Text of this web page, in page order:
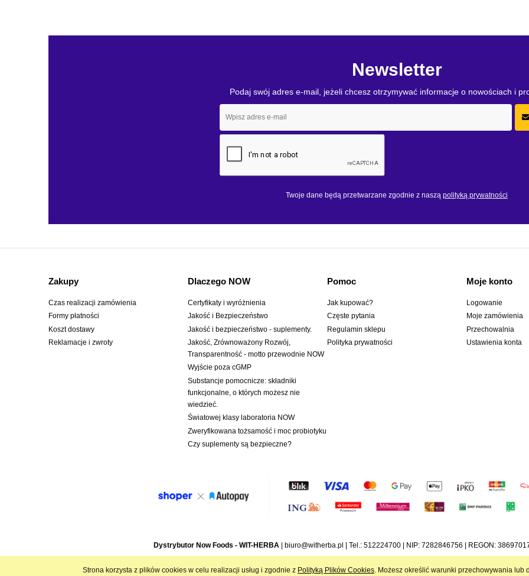
Strona korzysta z plików cookies w celu realizacji usług i zgodnie z Polityką Plików Cookies. Możesz określić warunki przechowywania lub
Newsletter
Podaj swój adres e-mail, jeżeli chcesz otrzymywać informacje o nowościach i
Twoje dane będą przetwarzane zgodnie z naszą polityką prywatności
Zakupy
Czas realizacji zamówienia
Formy płatności
Koszt dostawy
Reklamacje i zwroty
Dlaczego NOW
Certyfikaty i wyróżnienia
Jakość i Bezpieczeństwo
Jakość i bezpieczeństwo - suplementy.
Jakość, Zrównoważony Rozwój,
Transparentność - motto przewodnie NOW
Wyjście poza cGMP
Substancje pomocnicze: składniki
funkcjonalne, o których możesz nie
wiedzieć.
Światowej klasy laboratoria NOW
Zweryfikowana tożsamość i moc probiotyku
Czy suplementy są bezpieczne?
Pomoc
Jak kupować?
Częste pytania
Regulamin sklepu
Polityka prywatności
Moje konto
Logowanie
Moje zamówienia
Przechowalnia
Ustawienia konta
Dystrybutor Now Foods - WIT-HERBA | biuro@witherba.pl | Tel.: 512224700 | NIP: 7282846756 | REGON:
Sklep internetowy Shoper.pl